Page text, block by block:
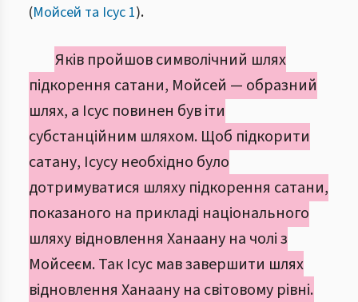
(Мойсей та Ісус 1).
Яків пройшов символічний шлях
підкорення сатани, Мойсей — образний
шлях, а Ісус повинен був іти
субстанційним шляхом. Щоб підкорити
сатану, Ісусу необхідно було
дотримуватися шляху підкорення сатани,
показаного на прикладі національного
шляху відновлення Ханаану на чолі з
Мойсеєм. Так Ісус мав завершити шлях
відновлення Ханаану на світовому рівні.